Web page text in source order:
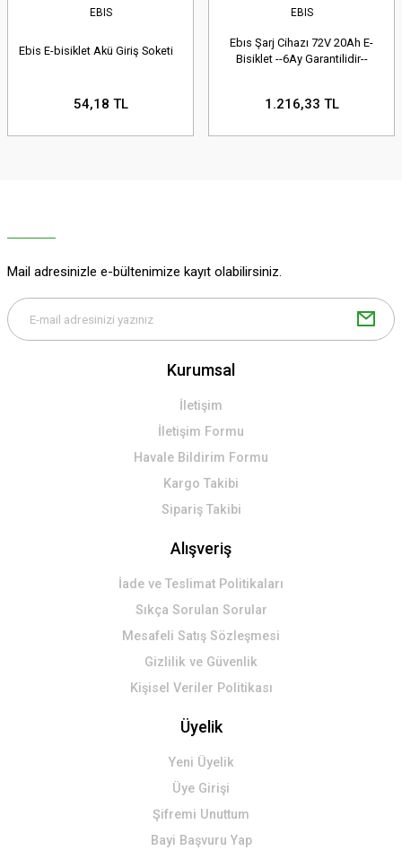
EBIS
Ebis E-bisiklet Akü Giriş Soketi
54,18 TL
EBIS
Ebıs Şarj Cihazı 72V 20Ah E-
Bisiklet --6Ay Garantilidir--
1.216,33 TL
Mail adresinizle e-bültenimize kayıt olabilirsiniz.
Kurumsal
İletişim
İletişim Formu
Havale Bildirim Formu
Kargo Takibi
Sipariş Takibi
Alışveriş
İade ve Teslimat Politikaları
Sıkça Sorulan Sorular
Mesafeli Satış Sözleşmesi
Gizlilik ve Güvenlik
Kişisel Veriler Politikası
Üyelik
Yeni Üyelik
Üye Girişi
Şifremi Unuttum
Bayi Başvuru Yap